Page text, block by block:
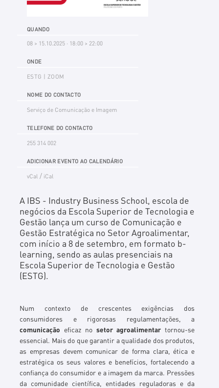
QUANDO
08 > 15.10.2025 · 18:00 > 22:00
ONDE
ESTG | ZOOM
NOME DO CONTACTO
Serviço de Comunicação e Imagem
TELEFONE DO CONTACTO
255 314 002
ADICIONAR EVENTO AO CALENDÁRIO
vCal / iCal
A IBS - Industry Business School, escola de
negócios da Escola Superior de Tecnologia e
Gestão lança um curso de Comunicação e
Gestão Estratégica no Setor Agroalimentar,
com início a 8 de setembro, em formato b-
learning, sendo as aulas presenciais na
Escola Superior de Tecnologia e Gestão
(ESTG).
Num contexto de crescentes exigências dos
consumidores e rigorosas regulamentações, a
comunicação eficaz no setor agroalimentar tornou-se
essencial. Mais do que garantir a qualidade dos produtos,
as empresas devem comunicar de forma clara, ética e
estratégica os seus valores e benefícios, fortalecendo a
confiança do consumidor e a imagem da marca. Pressões
da comunidade científica, entidades reguladoras e da